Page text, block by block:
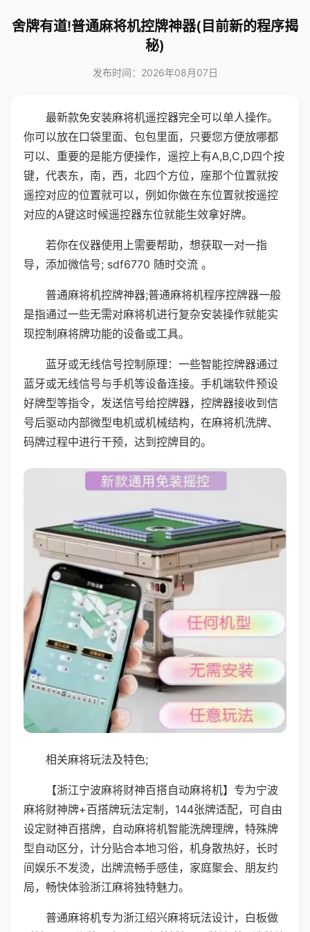
舍牌有道!普通麻将机控牌神器(目前新的程序揭
秘)
发布时间：2026年08月07日
最新款免安装麻将机遥控器完全可以单人操作。
你可以放在口袋里面、包包里面，只要您方便放哪都
可以、重要的是能方便操作，遥控上有A,B,C,D四个按
键，代表东，南，西，北四个方位，座那个位置就按
遥控对应的位置就可以，例如你做在东位置就按遥控
对应的A键这时候遥控器东位就能生效拿好牌。
若你在仪器使用上需要帮助，想获取一对一指
导，添加微信号; sdf6770 随时交流 。
普通麻将机控牌神器;普通麻将机程序控牌器一般
是指通过一些无需对麻将机进行复杂安装操作就能实
现控制麻将牌功能的设备或工具。
蓝牙或无线信号控制原理：一些智能控牌器通过
蓝牙或无线信号与手机等设备连接。手机端软件预设
好牌型等指令，发送信号给控牌器，控牌器接收到信
号后驱动内部微型电机或机械结构，在麻将机洗牌、
码牌过程中进行干预，达到控牌目的。
相关麻将玩法及特色;
【浙江宁波麻将财神百搭自动麻将机】专为宁波
麻将财神牌+百搭牌玩法定制，144张牌适配，可自由
设定财神百搭牌，自动麻将机智能洗牌理牌，特殊牌
型自动区分，计分贴合本地习俗，机身散热好，长时
间娱乐不发烫，出牌流畅手感佳，家庭聚会、朋友约
局，畅快体验浙江麻将独特魅力。
普通麻将机专为浙江绍兴麻将玩法设计，白板做